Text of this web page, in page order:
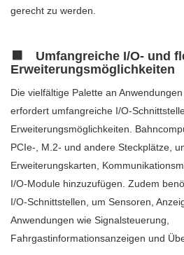
gerecht zu werden.
Umfangreiche I/O- und
Erweiterungsmöglichkeiten
Die vielfältige Palette an
erfordert umfangreiche I/O-
Erweiterungsmöglichkeiten.
PCIe-, M.2- und andere Steckplätze,
Erweiterungskarten,
I/O-Module hinzuzufügen. Zudem
I/O-Schnittstellen, um Sensoren,
Anwendungen wie Signalsteuerung,
Fahrgastinformationsanzeigen und